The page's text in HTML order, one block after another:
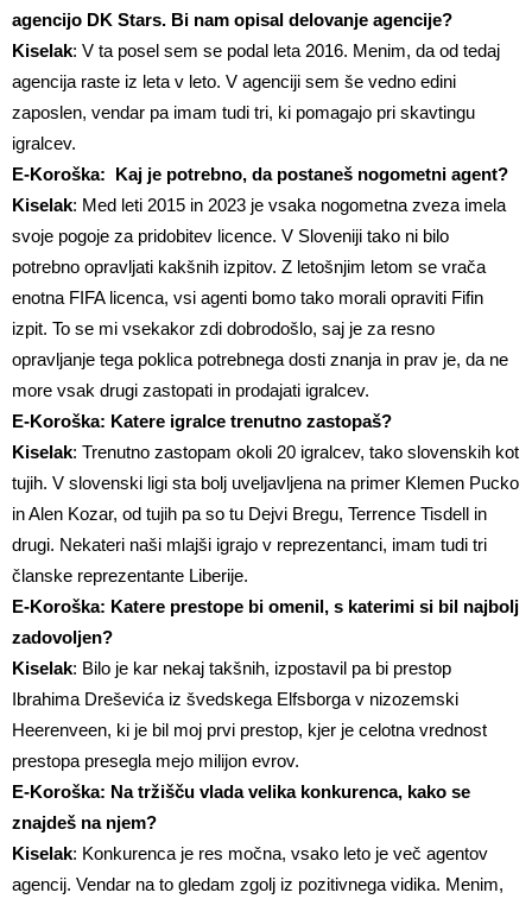
agencijo DK Stars. Bi nam opisal delovanje agencije?
Kiselak: V ta posel sem se podal leta 2016. Menim, da od tedaj
agencija raste iz leta v leto. V agenciji sem še vedno edini
zaposlen, vendar pa imam tudi tri, ki pomagajo pri skavtingu
igralcev.
E-Koroška: Kaj je potrebno, da postaneš nogometni agent?
Kiselak: Med leti 2015 in 2023 je vsaka nogometna zveza imela
svoje pogoje za pridobitev licence. V Sloveniji tako ni bilo
potrebno opravljati kakšnih izpitov. Z letošnjim letom se vrača
enotna FIFA licenca, vsi agenti bomo tako morali opraviti Fifin
izpit. To se mi vsekakor zdi dobrodošlo, saj je za resno
opravljanje tega poklica potrebnega dosti znanja in prav je, da ne
more vsak drugi zastopati in prodajati igralcev.
E-Koroška: Katere igralce trenutno zastopaš?
Kiselak: Trenutno zastopam okoli 20 igralcev, tako slovenskih kot
tujih. V slovenski ligi sta bolj uveljavljena na primer Klemen Pucko
in Alen Kozar, od tujih pa so tu Dejvi Bregu, Terrence Tisdell in
drugi. Nekateri naši mlajši igrajo v reprezentanci, imam tudi tri
članske reprezentante Liberije.
E-Koroška: Katere prestope bi omenil, s katerimi si bil najbolj
zadovoljen?
Kiselak: Bilo je kar nekaj takšnih, izpostavil pa bi prestop
Ibrahima Dreševića iz švedskega Elfsborga v nizozemski
Heerenveen, ki je bil moj prvi prestop, kjer je celotna vrednost
prestopa presegla mejo milijon evrov.
E-Koroška: Na tržišču vlada velika konkurenca, kako se
znajdeš na njem?
Kiselak: Konkurenca je res močna, vsako leto je več agentov
agencij. Vendar na to gledam zgolj iz pozitivnega vidika. Menim,